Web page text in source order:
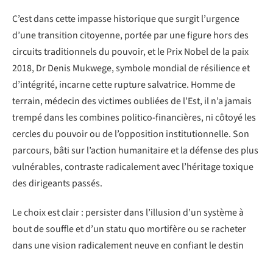
C’est dans cette impasse historique que surgit l’urgence
d’une transition citoyenne, portée par une figure hors des
circuits traditionnels du pouvoir, et le Prix Nobel de la paix
2018, Dr Denis Mukwege, symbole mondial de résilience et
d’intégrité, incarne cette rupture salvatrice. Homme de
terrain, médecin des victimes oubliées de l’Est, il n’a jamais
trempé dans les combines politico-financières, ni côtoyé les
cercles du pouvoir ou de l’opposition institutionnelle. Son
parcours, bâti sur l’action humanitaire et la défense des plus
vulnérables, contraste radicalement avec l’héritage toxique
des dirigeants passés.
Le choix est clair : persister dans l’illusion d’un système à
bout de souffle et d’un statu quo mortifère ou se racheter
dans une vision radicalement neuve en confiant le destin